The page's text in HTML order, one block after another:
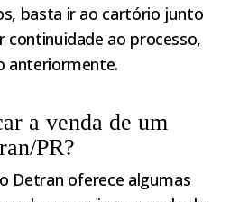
basta ir ao cartório junto
continuidade ao processo,
anteriormente.
a venda de um
PR?
Detran oferece algumas